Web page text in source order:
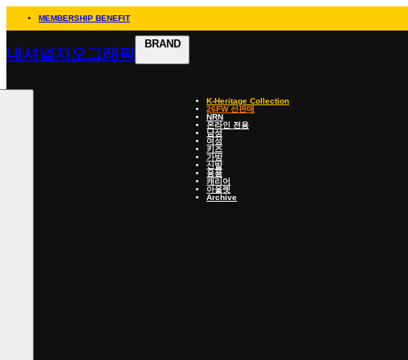
MEMBERSHIP BENEFIT
내셔널지오그래픽
BRAND
K-Heritage Collection
26FW 선판매
NRN
온라인 전용
남성
여성
키즈
가방
신발
용품
캐리어
아울렛
Archive